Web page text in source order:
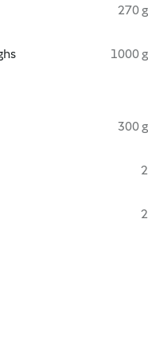
270 g
1000 g
300 g
2
2